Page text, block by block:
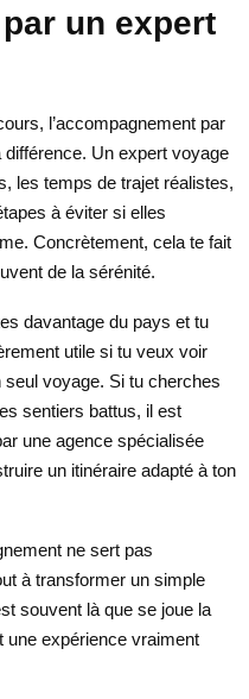
un expert
l’accompagnement par
Un expert voyage
les temps de trajet réalistes,
à éviter si elles
Concrètement, cela te fait
de la sérénité.
davantage du pays et tu
utile si tu veux voir
voyage. Si tu cherches
sentiers battus, il est
une agence spécialisée
un itinéraire adapté à ton
ne sert pas
à transformer un simple
souvent là que se joue la
une expérience vraiment